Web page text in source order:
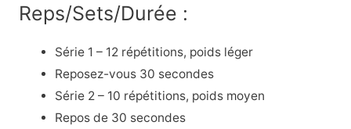
Reps/Sets/Durée :
Série 1 – 12 répétitions, poids léger
Reposez-vous 30 secondes
Série 2 – 10 répétitions, poids moyen
Repos de 30 secondes